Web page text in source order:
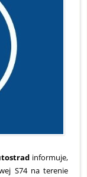
informuje,
S74 na terenie